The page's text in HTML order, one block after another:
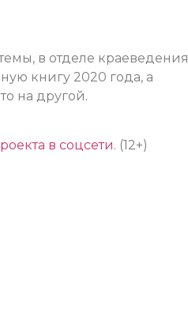
в отделе краеведения
книгу 2020 года, а
на другой.
в соцсети. (12+)